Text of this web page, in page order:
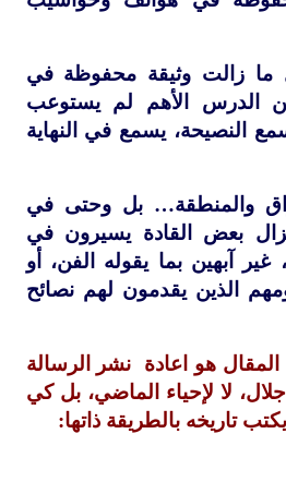
ما زالت وثيقة محفوظة في
لكن الدرس الأهم لم يستوعب
النصيحة، يسمع في النهاية
والمنطقة… بل وحتى في
بعض القادة يسيرون في
آبهين بما يقوله الفن، أو
الذين يقدمون لهم نصائح
هو اعادة
نشر الرسالة
لا لإحياء الماضي، بل كي
تاريخه بالطريقة ذاتها: